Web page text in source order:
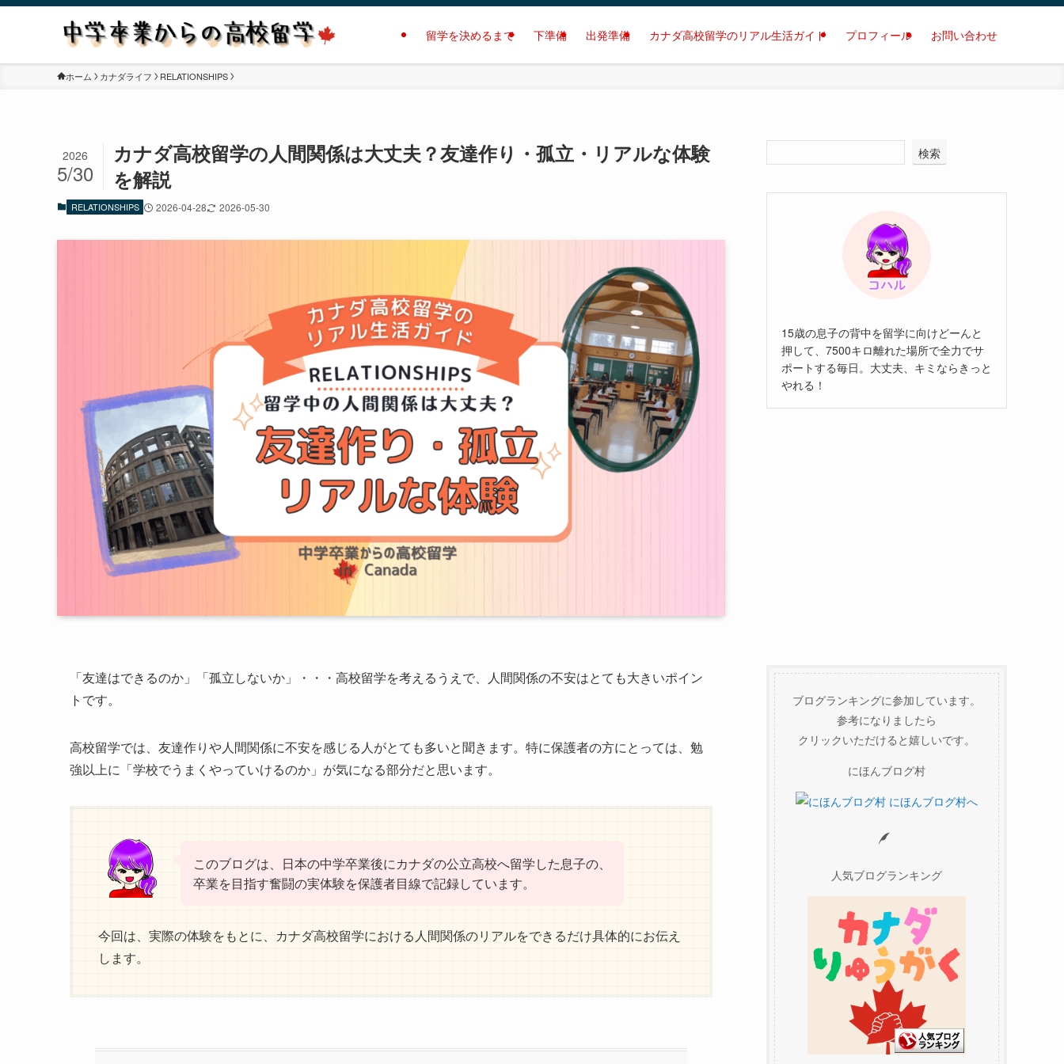
留学を決めるまで 下準備 出発準備 カナダ高校留学のリアル生活ガイド プロフィール お問い合わせ
ホーム カナダライフ RELATIONSHIPS
カナダ高校留学の人間関係は大丈夫？友達作り・孤立・リアルな体験
を解説
2026
5/30
RELATIONSHIPS 2026-04-28 2026-05-30
「友達はできるのか」「孤立しないか」・・・高校留学を考えるうえで、人間関係の不安はとても大きいポイン
トです。
高校留学では、友達作りや人間関係に不安を感じる人がとても多いと聞きます。特に保護者の方にとっては、勉
強以上に「学校でうまくやっていけるのか」が気になる部分だと思います。
このブログは、日本の中学卒業後にカナダの公立高校へ留学した息子の、
卒業を目指す奮闘の実体験を保護者目線で記録しています。
今回は、実際の体験をもとに、カナダ高校留学における人間関係のリアルをできるだけ具体的にお伝え
します。
検索
15歳の息子の背中を留学に向けどーんと
押して、7500キロ離れた場所で全力でサ
ポートする毎日。大丈夫、キミならきっと
やれる！
ブログランキングに参加しています。
参考になりましたら
クリックいただけると嬉しいです。
にほんブログ村
人気ブログランキング